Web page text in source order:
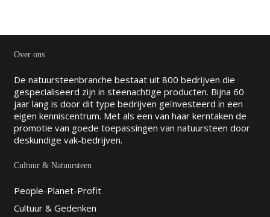
Over ons
De natuursteenbranche bestaat uit 800 bedrijven die
gespecialiseerd zijn in steenachtige producten. Bijna 60
jaar lang is door dit type bedrijven geïnvesteerd in een
eigen kenniscentrum. Met als een van haar kerntaken de
promotie van goede toepassingen van natuursteen door
deskundige vak-bedrijven.
Cultuur & Natuursteen
People-Planet-Profit
Cultuur & Gedenken